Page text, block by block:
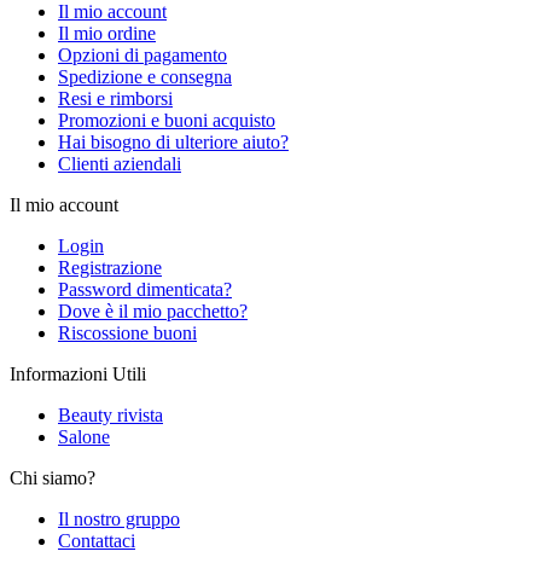
Il mio account
Il mio ordine
Opzioni di pagamento
Spedizione e consegna
Resi e rimborsi
Promozioni e buoni acquisto
Hai bisogno di ulteriore aiuto?
Clienti aziendali
Il mio account
Login
Registrazione
Password dimenticata?
Dove è il mio pacchetto?
Riscossione buoni
Informazioni Utili
Beauty rivista
Salone
Chi siamo?
Il nostro gruppo
Contattaci